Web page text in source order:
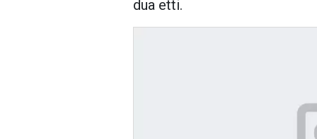
dua etti.